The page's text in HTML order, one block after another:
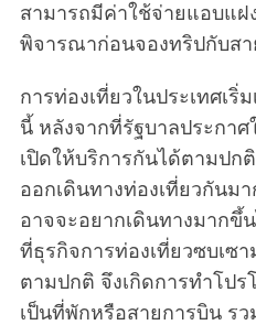
สามารถมีค่าใช้จ่ายแอบแ
พิจารณาก่อนจองทริปกับส
การท่องเที่ยวในประเทศเริ่
นี้ หลังจากที่รัฐบาลประกา
เปิดให้บริการกันได้ตามปก
ออกเดินทางท่องเที่ยวกัน
อาจจะอยากเดินทางมากขึ้
ที่ธุรกิจการท่องเที่ยวซบเซ
ตามปกติ จึงเกิดการทำโป
เป็นที่พักหรือสายการบิน ร